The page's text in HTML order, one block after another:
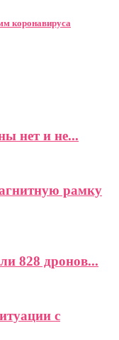
коронавируса
нет и не...
рамку
828 дронов...
с